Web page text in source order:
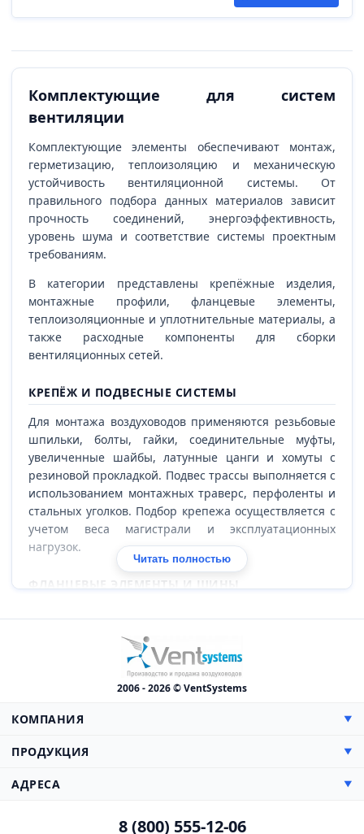
Комплектующие для систем
вентиляции
Комплектующие элементы обеспечивают монтаж,
герметизацию, теплоизоляцию и механическую
устойчивость вентиляционной системы. От
правильного подбора данных материалов зависит
прочность соединений, энергоэффективность,
уровень шума и соответствие системы проектным
требованиям.
В категории представлены крепёжные изделия,
монтажные профили, фланцевые элементы,
теплоизоляционные и уплотнительные материалы, а
также расходные компоненты для сборки
вентиляционных сетей.
КРЕПЁЖ И ПОДВЕСНЫЕ СИСТЕМЫ
Для монтажа воздуховодов применяются резьбовые
шпильки, болты, гайки, соединительные муфты,
увеличенные шайбы, латунные цанги и хомуты с
резиновой прокладкой. Подвес трассы выполняется с
использованием монтажных траверс, перфоленты и
стальных уголков. Подбор крепежа осуществляется с
учетом веса магистрали и эксплуатационных
нагрузок.
ФЛАНЦЕВЫЕ ЭЛЕМЕНТЫ И ШИНЫ
уголков и стяжных скоб. Для обеспечения
герметичности фланцевых соединений используется
уплотнительная лента, предотвращающая утечки
МАГНОФЛЕКС С
Магнофлекс С представляет собой самоклеящийся
вспененного полимерного каучука. Он применяется
Читать полностью
2006 - 2026 © VentSystems
КОМПАНИЯ ▼
О компании
Цены
ПРОДУКЦИЯ ▼
Прямоугольные
АДРЕСА ▼
142000, МО, г. Домодедово,8 (800) 555-12-06